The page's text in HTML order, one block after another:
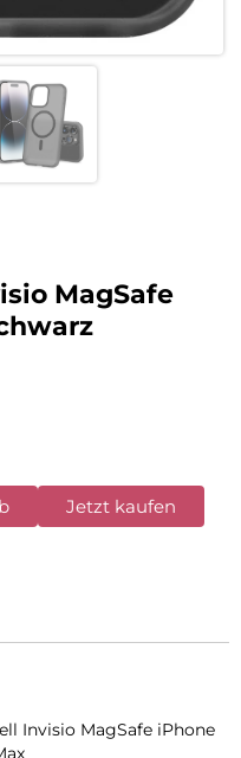
MagSafe
Jetzt kaufen
Invisio MagSafe iPhone